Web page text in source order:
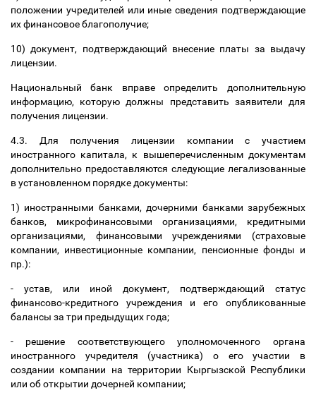
положении учредителей или иные сведения подтверждающие
их финансовое благополучие;
10) документ, подтверждающий внесение платы за выдачу
лицензии.
Национальный банк вправе определить дополнительную
информацию, которую должны представить заявители для
получения лицензии.
4.3. Для получения лицензии компании с участием
иностранного капитала, к вышеперечисленным документам
дополнительно предоставляются следующие легализованные
в установленном порядке документы:
1) иностранными банками, дочерними банками зарубежных
банков, микрофинансовыми организациями, кредитными
организациями, финансовыми учреждениями (страховые
компании, инвестиционные компании, пенсионные фонды и
пр.):
- устав, или иной документ, подтверждающий статус
финансово-кредитного учреждения и его опубликованные
балансы за три предыдущих года;
- решение соответствующего уполномоченного органа
иностранного учредителя (участника) о его участии в
создании компании на территории Кыргызской Республики
или об открытии дочерней компании;